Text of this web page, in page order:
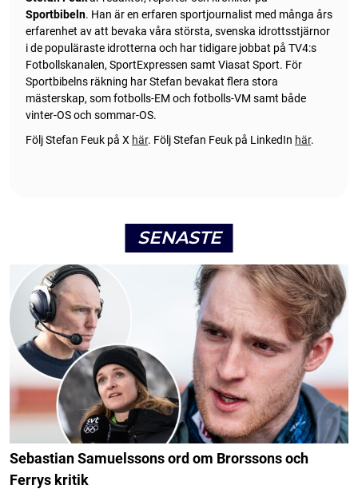
Sportbibeln. Han är en erfaren sportjournalist med många års
erfarenhet av att bevaka våra största, svenska idrottsstjärnor
i de populäraste idrotterna och har tidigare jobbat på TV4:s
Fotbollskanalen, SportExpressen samt Viasat Sport. För
Sportbibelns räkning har Stefan bevakat flera stora
mästerskap, som fotbolls-EM och fotbolls-VM samt både
vinter-OS och sommar-OS.
Följ Stefan Feuk på X här. Följ Stefan Feuk på LinkedIn här.
SENASTE
Sebastian Samuelssons ord om Brorssons och
Ferrys kritik